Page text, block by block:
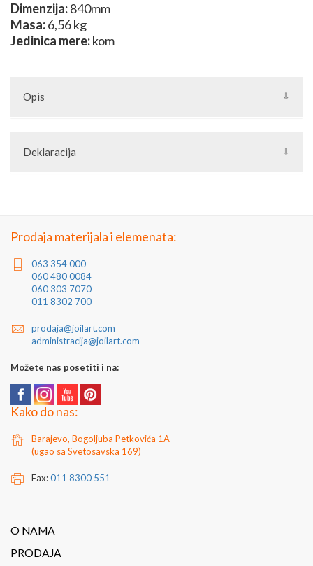
Dimenzija:840mm
Masa:6,56 kg
Jedinica mere:kom
Opis
Deklaracija
Prodaja materijala i elemenata:
063 354 000
060 480 0084
060 303 7070
011 8302 700
prodaja@joilart.com
administracija@joilart.com
Možete nas posetiti i na:
Kako do nas:
Barajevo, Bogoljuba Petkovića 1A
(ugao sa Svetosavska 169)
Fax:011 8300 551
O NAMA
PRODAJA